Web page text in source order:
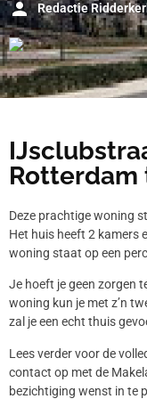
Redactie
Rotterdam
Deze prachtige woning
Het huis heeft 2 kamers
woning staat op een
Je hoeft je geen zorgen
woning kun je met z’n
zal je een echt thuis
Lees verder voor de
contact op met de
bezichtiging wenst in te